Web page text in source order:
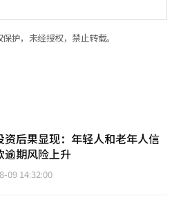
护，未经授权，禁止转载。
资后果显现：年轻人和老年人信
逾期风险上升
09 14:32:00